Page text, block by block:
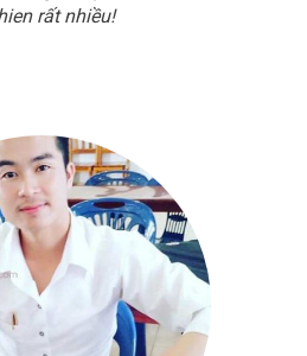
rất nhiều!